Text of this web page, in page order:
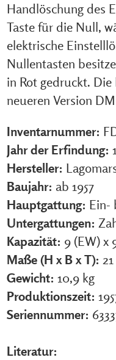
Handlöschung des
Taste für die Null,
elektrische
Nullentasten
in Rot gedruckt. Die
neueren Version
Inventarnummer:
Jahr der Erfindung:
Hersteller:
Baujahr: ab 1957
Hauptgattung: Ein-
Untergattungen:
Kapazität: 9 (EW) x
Maße (H x B x T):
Gewicht: 10,9 kg
Produktionszeit:
Seriennummer:
Literatur: